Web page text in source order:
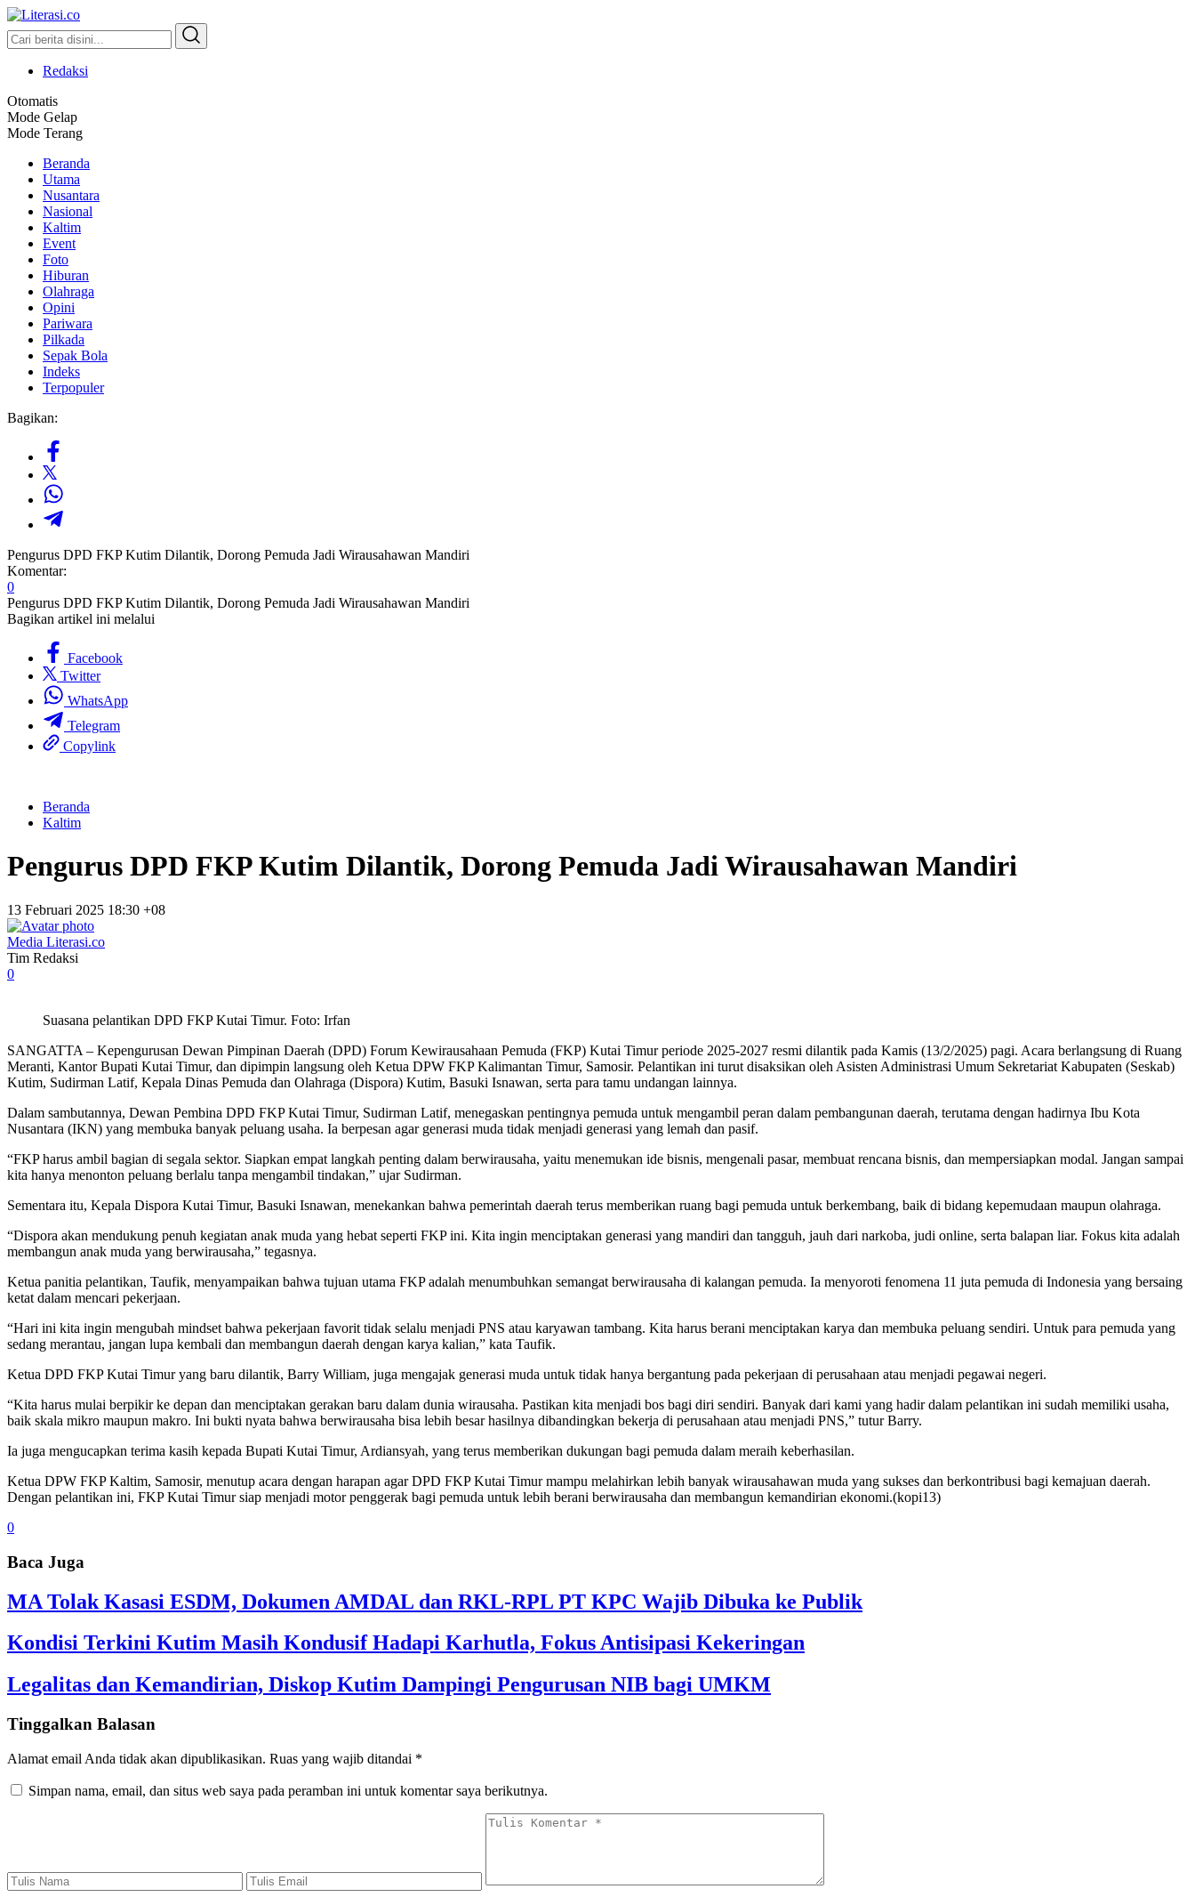
Literasi.co
Pilar Informasi
Redaksi
Otomatis
Mode Gelap
Mode Terang
Beranda
Utama
Nusantara
Nasional
Kaltim
Event
Foto
Hiburan
Olahraga
Opini
Pariwara
Pilkada
Sepak Bola
Indeks
Terpopuler
Bagikan:
Pengurus DPD FKP Kutim Dilantik, Dorong Pemuda Jadi Wirausahawan Mandiri
Komentar:
0
Pengurus DPD FKP Kutim Dilantik, Dorong Pemuda Jadi Wirausahawan Mandiri
Bagikan artikel ini melalui
Facebook
Twitter
WhatsApp
Telegram
Copylink
Beranda
Kaltim
Pengurus DPD FKP Kutim Dilantik, Dorong Pemuda Jadi Wirausahawan Mandiri
13 Februari 2025 18:30 +08
Media Literasi.co
Tim Redaksi
0
Suasana pelantikan DPD FKP Kutai Timur. Foto: Irfan
SANGATTA – Kepengurusan Dewan Pimpinan Daerah (DPD) Forum Kewirausahaan Pemuda (FKP) Kutai Timur periode 2025-2027 resmi dilantik pada Kamis (13/2/2025) pagi. Acara berlangsung di Ruang
Meranti, Kantor Bupati Kutai Timur, dan dipimpin langsung oleh Ketua DPW FKP Kalimantan Timur, Samosir. Pelantikan ini turut disaksikan oleh Asisten Administrasi Umum Sekretariat Kabupaten (Seskab)
Kutim, Sudirman Latif, Kepala Dinas Pemuda dan Olahraga (Dispora) Kutim, Basuki Isnawan, serta para tamu undangan lainnya.
Dalam sambutannya, Dewan Pembina DPD FKP Kutai Timur, Sudirman Latif, menegaskan pentingnya pemuda untuk mengambil peran dalam pembangunan daerah, terutama dengan hadirnya Ibu Kota
Nusantara (IKN) yang membuka banyak peluang usaha. Ia berpesan agar generasi muda tidak menjadi generasi yang lemah dan pasif.
“FKP harus ambil bagian di segala sektor. Siapkan empat langkah penting dalam berwirausaha, yaitu menemukan ide bisnis, mengenali pasar, membuat rencana bisnis, dan mempersiapkan modal. Jangan sampai
kita hanya menonton peluang berlalu tanpa mengambil tindakan,” ujar Sudirman.
Sementara itu, Kepala Dispora Kutai Timur, Basuki Isnawan, menekankan bahwa pemerintah daerah terus memberikan ruang bagi pemuda untuk berkembang, baik di bidang kepemudaan maupun olahraga.
“Dispora akan mendukung penuh kegiatan anak muda yang hebat seperti FKP ini. Kita ingin menciptakan generasi yang mandiri dan tangguh, jauh dari narkoba, judi online, serta balapan liar. Fokus kita adalah
membangun anak muda yang berwirausaha,” tegasnya.
Ketua panitia pelantikan, Taufik, menyampaikan bahwa tujuan utama FKP adalah menumbuhkan semangat berwirausaha di kalangan pemuda. Ia menyoroti fenomena 11 juta pemuda di Indonesia yang bersaing
ketat dalam mencari pekerjaan.
“Hari ini kita ingin mengubah mindset bahwa pekerjaan favorit tidak selalu menjadi PNS atau karyawan tambang. Kita harus berani menciptakan karya dan membuka peluang sendiri. Untuk para pemuda yang
sedang merantau, jangan lupa kembali dan membangun daerah dengan karya kalian,” kata Taufik.
Ketua DPD FKP Kutai Timur yang baru dilantik, Barry William, juga mengajak generasi muda untuk tidak hanya bergantung pada pekerjaan di perusahaan atau menjadi pegawai negeri.
“Kita harus mulai berpikir ke depan dan menciptakan gerakan baru dalam dunia wirausaha. Pastikan kita menjadi bos bagi diri sendiri. Banyak dari kami yang hadir dalam pelantikan ini sudah memiliki usaha,
baik skala mikro maupun makro. Ini bukti nyata bahwa berwirausaha bisa lebih besar hasilnya dibandingkan bekerja di perusahaan atau menjadi PNS,” tutur Barry.
Ia juga mengucapkan terima kasih kepada Bupati Kutai Timur, Ardiansyah, yang terus memberikan dukungan bagi pemuda dalam meraih keberhasilan.
Ketua DPW FKP Kaltim, Samosir, menutup acara dengan harapan agar DPD FKP Kutai Timur mampu melahirkan lebih banyak wirausahawan muda yang sukses dan berkontribusi bagi kemajuan daerah.
Dengan pelantikan ini, FKP Kutai Timur siap menjadi motor penggerak bagi pemuda untuk lebih berani berwirausaha dan membangun kemandirian ekonomi.(kopi13)
0
Baca Juga
MA Tolak Kasasi ESDM, Dokumen AMDAL dan RKL-RPL PT KPC Wajib Dibuka ke Publik
Kondisi Terkini Kutim Masih Kondusif Hadapi Karhutla, Fokus Antisipasi Kekeringan
Legalitas dan Kemandirian, Diskop Kutim Dampingi Pengurusan NIB bagi UMKM
Tinggalkan Balasan
Alamat email Anda tidak akan dipublikasikan. Ruas yang wajib ditandai *
Simpan nama, email, dan situs web saya pada peramban ini untuk komentar saya berikutnya.